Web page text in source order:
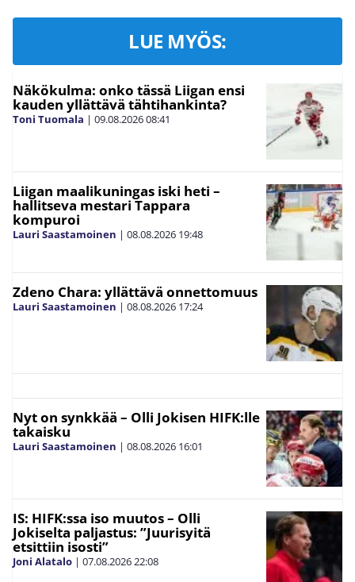
LUE MYÖS:
Näkökulma: onko tässä Liigan ensi
kauden yllättävä tähtihankinta?
Toni Tuomala | 09.08.202608:41
Liigan maalikuningas iski heti –
hallitseva mestari Tappara
kompuroi
Lauri Saastamoinen | 08.08.2026 19:48
Zdeno Chara: yllättävä onnettomuus
Lauri Saastamoinen | 08.08.2026 17:24
Nyt on synkkää – Olli Jokisen HIFK:lle
takaisku
Lauri Saastamoinen | 08.08.2026 16:01
IS: HIFK:ssa iso muutos – Olli
Jokiselta paljastus: ”Juurisyitä
etsittiin isosti”
Joni Alatalo | 07.08.202622:08